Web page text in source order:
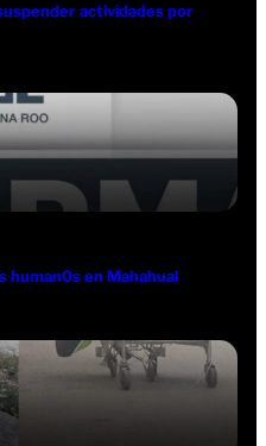
actividades por
human0s en Mahahual